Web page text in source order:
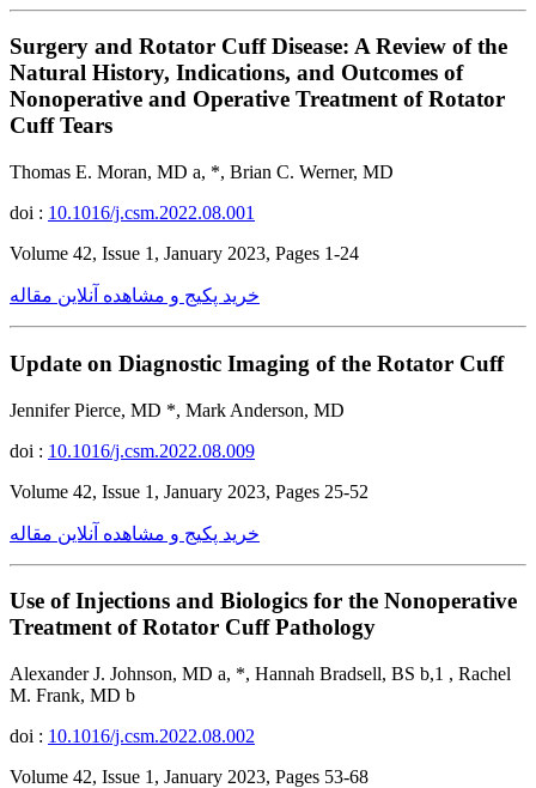
Surgery and Rotator Cuff Disease: A Review of the
Natural History, Indications, and Outcomes of
Nonoperative and Operative Treatment of Rotator
Cuff Tears
Thomas E. Moran, MD a, *, Brian C. Werner, MD
doi : 10.1016/j.csm.2022.08.001
Volume 42, Issue 1, January 2023, Pages 1-24
خرید پکیج و مشاهده آنلاین مقاله
Update on Diagnostic Imaging of the Rotator Cuff
Jennifer Pierce, MD *, Mark Anderson, MD
doi : 10.1016/j.csm.2022.08.009
Volume 42, Issue 1, January 2023, Pages 25-52
خرید پکیج و مشاهده آنلاین مقاله
Use of Injections and Biologics for the Nonoperative
Treatment of Rotator Cuff Pathology
Alexander J. Johnson, MD a, *, Hannah Bradsell, BS b,1 , Rachel
M. Frank, MD b
doi : 10.1016/j.csm.2022.08.002
Volume 42, Issue 1, January 2023, Pages 53-68